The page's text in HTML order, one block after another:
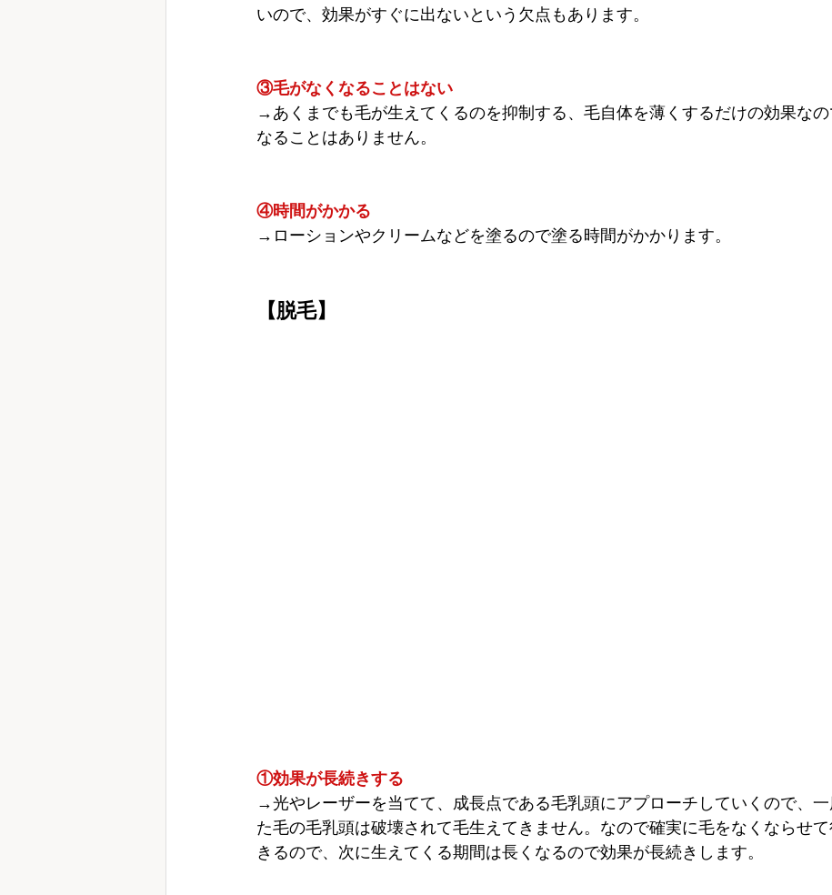
いので、効果がすぐに出ないという欠点もあります。
③毛がなくなることはない
→あくまでも毛が生えてくるのを抑制する、毛自体を薄くするだけの効果なの
なることはありません。
④時間がかかる
→ローションやクリームなどを塗るので塗る時間がかかります。
【脱毛】
①効果が長続きする
→光やレーザーを当てて、成長点である毛乳頭にアプローチしていくので、
た毛の毛乳頭は破壊されて毛生えてきません。なので確実に毛をなくならせ
きるので、次に生えてくる期間は長くなるので効果が長続きします。